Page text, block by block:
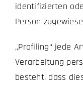
identifizierten
Person
„Profiling“ jede
Verarbeitung
besteht, dass